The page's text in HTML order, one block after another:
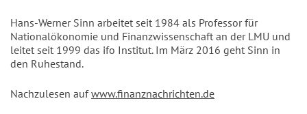
Hans-Werner Sinn arbeitet seit 1984 als Professor für
Nationalökonomie und Finanzwissenschaft an der LMU und
leitet seit 1999 das ifo Institut. Im März 2016 geht Sinn in
den Ruhestand.
Nachzulesen aufwww.finanznachrichten.de